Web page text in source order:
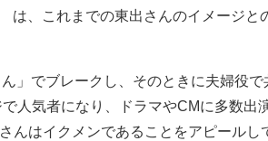
は、これまでの東出さんのイメージと
」でブレークし、そのときに夫婦役で
人気者になり、ドラマやCMに多数出
んはイクメンであることをアピールし